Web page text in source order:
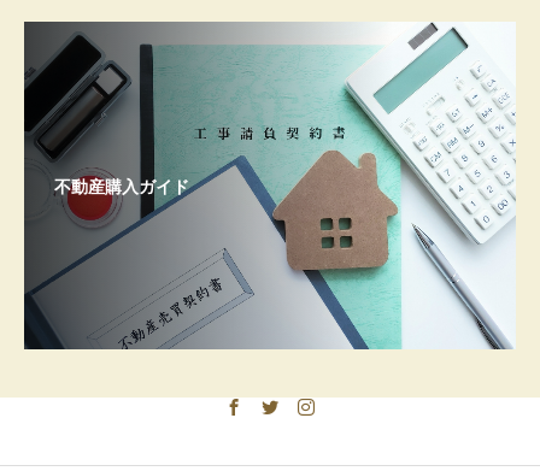
不動産購入ガイド